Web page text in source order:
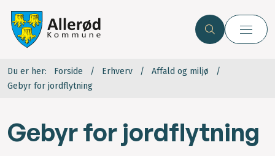
Du er her: Forside Erhverv
Affald og miljø
Gebyr for jordflytning
Gebyr for jordflytning